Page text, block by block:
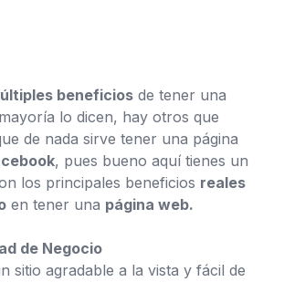
beneficios de tener una
lo dicen, hay otros que
de nada sirve tener una página
, pues bueno aquí tienes un
los principales beneficios reales
en tener una página web.
de Negocio
sitio agradable a la vista y fácil de